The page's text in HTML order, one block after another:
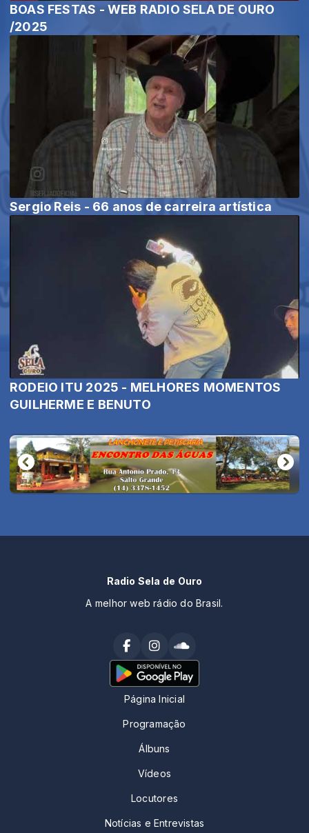
BOAS FESTAS - WEB RADIO SELA DE OURO
/2025
Sergio Reis - 66 anos de carreira artística
RODEIO ITU 2025 - MELHORES MOMENTOS
GUILHERME E BENUTO
Radio Sela de Ouro
A melhor web rádio do Brasil.
Página Inicial
Programação
Álbuns
Vídeos
Locutores
Notícias e Entrevistas